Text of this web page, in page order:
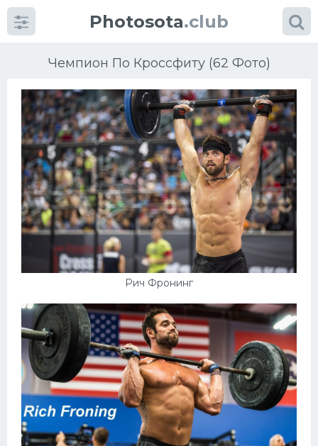
Photosota.club
Чемпион По Кроссфиту (62 Фото)
Рич Фронинг
КатегорииФото
Еще картинки...
Баскетбол
Велогонки
Конькобежный спорт
Тренажеры
Интерьер квартиры